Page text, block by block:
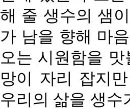
해 줄 생수의 샘
가 남을 향해 마
오는 시원함을
망이 자리 잡지
우리의 삶을 생수